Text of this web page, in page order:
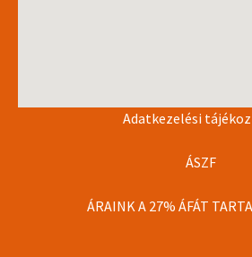
Adatkezelési
ÁSZF
ÁRAINK A 27% ÁFÁT